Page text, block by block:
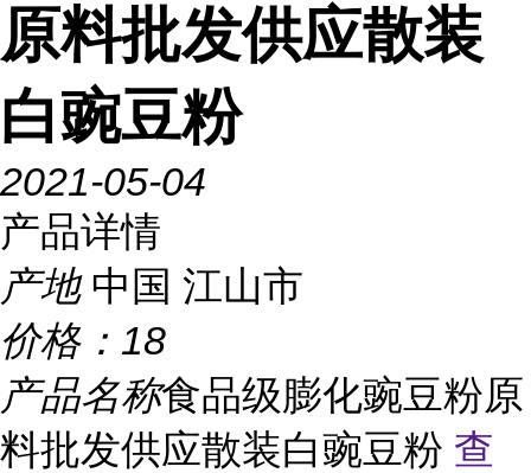
原料批发供应散装
白豌豆粉
2021-05-04
产品详情
产地 中国 江山市
价格： 18
产品名称食品级膨化豌豆粉原
料批发供应散装白豌豆粉 查